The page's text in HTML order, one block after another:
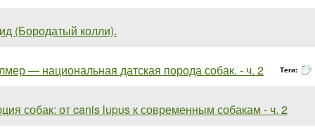
(Бородатый колли).
— национальная датская порода собак. - ч. 2 Теги:
собак: от canis lupus к современным собакам - ч. 2